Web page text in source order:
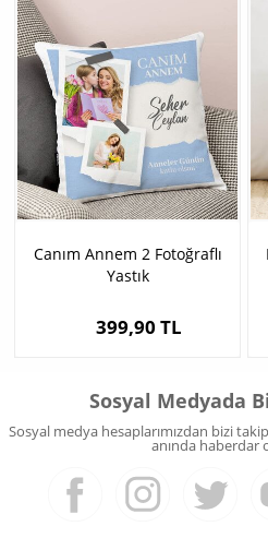
Canım Annem 2 Fotoğraflı
Yastık
399,90 TL
Sosyal Medyada
Sosyal medya hesaplarımızdan bizi
anında haberdar